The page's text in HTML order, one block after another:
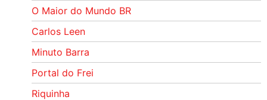
O Maior do Mundo BR
Carlos Leen
Minuto Barra
Portal do Frei
Riquinha